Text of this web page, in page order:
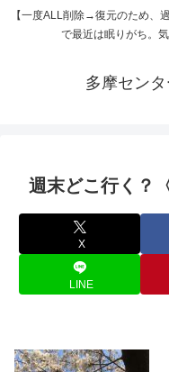
【一度ALL削除→復元のため、
で最近は眠りがち。
多摩セン
週末どこ行く？
X
LINE